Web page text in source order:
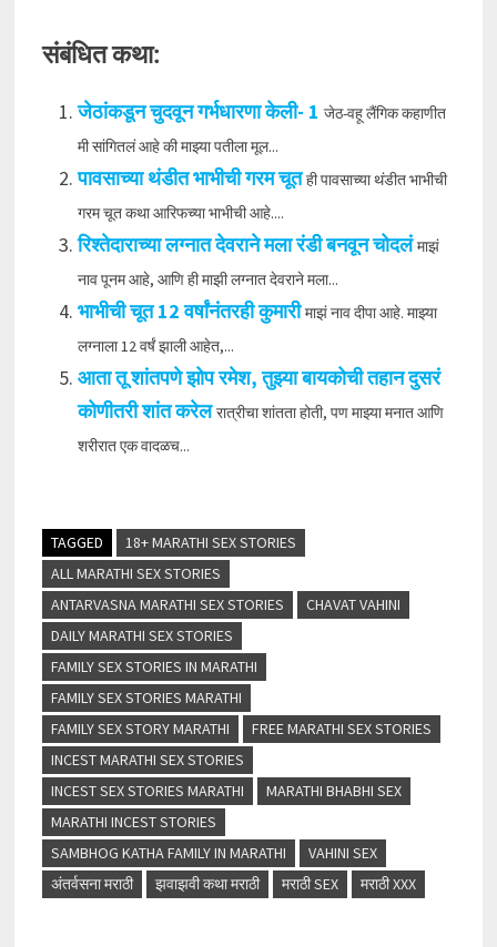
संबंधित कथा:
जेठांकडून चुदवून गर्भधारणा केली- 1 जेठ-वहू लैंगिक कहाणीत
मी सांगितलं आहे की माझ्या पतीला मूल...
पावसाच्या थंडीत भाभीची गरम चूत ही पावसाच्या थंडीत भाभीची
गरम चूत कथा आरिफच्या भाभीची आहे....
रिश्तेदाराच्या लग्नात देवराने मला रंडी बनवून चोदलं माझं
नाव पूनम आहे, आणि ही माझी लग्नात देवराने मला...
भाभीची चूत 12 वर्षांनंतरही कुमारी माझं नाव दीपा आहे. माझ्या
लग्नाला 12 वर्षं झाली आहेत,...
आता तू शांतपणे झोप रमेश, तुझ्या बायकोची तहान दुसरं
कोणीतरी शांत करेल रात्रीचा शांतता होती, पण माझ्या मनात आणि
शरीरात एक वादळच...
TAGGED
18+ MARATHI SEX STORIES
ALL MARATHI SEX STORIES
ANTARVASNA MARATHI SEX STORIES
CHAVAT VAHINI
DAILY MARATHI SEX STORIES
FAMILY SEX STORIES IN MARATHI
FAMILY SEX STORIES MARATHI
FAMILY SEX STORY MARATHI
FREE MARATHI SEX STORIES
INCEST MARATHI SEX STORIES
INCEST SEX STORIES MARATHI
MARATHI BHABHI SEX
MARATHI INCEST STORIES
SAMBHOG KATHA FAMILY IN MARATHI
VAHINI SEX
अंतर्वसना मराठी
झवाझवी कथा मराठी मराठी SEX मराठी XXX